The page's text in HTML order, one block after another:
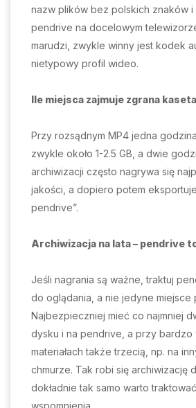
nazw plików bez polskich znaków i
pendrive na docelowym
marudzi, zwykle winny jest kodek
nietypowy profil wideo.
Ile miejsca zajmuje zgrana
Przy rozsądnym MP4 jedna
zwykle około 1-2.5 GB, a dwie
archiwizacji często nagrywa się
jakości, a dopiero potem
pendrive”.
Archiwizacja na lata – pendrive to
Jeśli nagrania są ważne, traktuj
do oglądania, a nie jedyne miejsce
Najbezpieczniej mieć co najmniej
dysku i na pendrive, a przy bardzo
materiałach także trzecią, np. na
chmurze. Tak robi się archiwizację
dokładnie tak samo warto
wspomnienia.